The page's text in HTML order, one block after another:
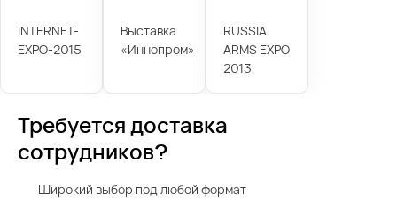
INTERNET-
EXPO-2015
Выставка
«Иннопром»
RUSSIA
ARMS EXPO
2013
Требуется доставка
сотрудников?
Широкий выбор под любой формат